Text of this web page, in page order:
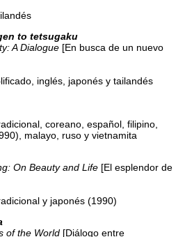
to tetsugaku
A Dialogue [En busca de un nuevo
inglés, japonés y tailandés
coreano, español, filipino,
malayo, ruso y vietnamita
On Beauty and Life [El esplendor de
y japonés (1990)
of the World [Diálogo entre